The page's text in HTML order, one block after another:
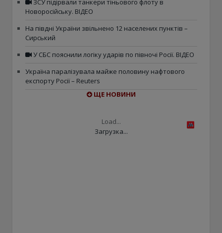
ЗСУ підірвали танкери тіньового флоту в
Новоросійську. ВІДЕО
На півдні України звільнено 12 населених пунктів –
Сирський
У СБС пояснили логіку ударів по півночі Росії. ВІДЕО
Україна паралізувала майже половину нафтового
експорту Росії – Reuters
ЩЕ НОВИНИ
Load...
Загрузка...